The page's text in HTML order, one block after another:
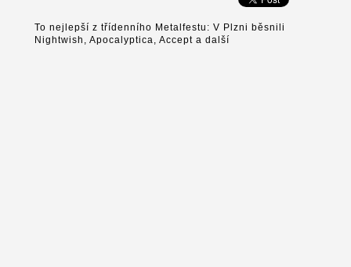
To nejlepší z třídenního Metalfestu: V Plzni běsnili
Nightwish, Apocalyptica, Accept a další